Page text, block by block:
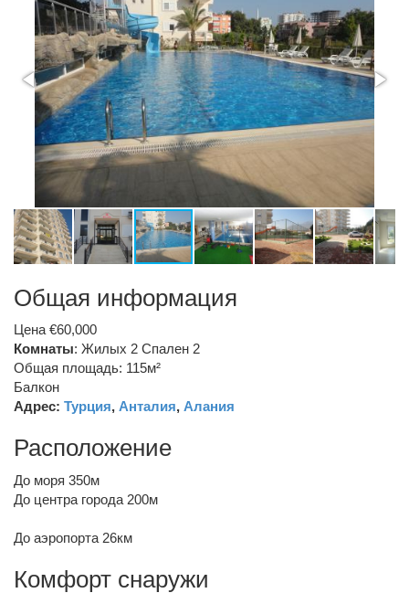
Общая информация
Цена €60,000
Комнаты: Жилых 2 Спален 2
Общая площадь: 115м²
Балкон
Адрес: Турция, Анталия, Алания
Расположение
До моря 350м
До центра города 200м
До аэропорта 26км
Комфорт снаружи